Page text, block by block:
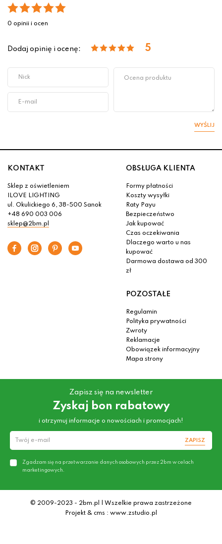
0 opinii i ocen
Dodaj opinię i ocenę: 5
WYŚLIJ
KONTAKT
Sklep z oświetleniem
ILOVE LIGHTING
ul. Okulickiego 6, 38-500 Sanok
+48 690 003 006
sklep@2bm.pl
OBSŁUGA KLIENTA
Formy płatności
Koszty wysyłki
Raty Payu
Bezpieczeństwo
Jak kupować
Czas oczekiwania
Dlaczego warto u nas
kupować
Darmowa dostawa od 300
zł
POZOSTAŁE
Regulamin
Polityka prywatności
Zwroty
Reklamacje
Obowiązek informacyjny
Mapa strony
Zapisz się na newsletter
Zyskaj bon rabatowy
i otrzymuj informacje o nowościach i promocjach!
ZAPISZ
Zgadzam się na przetwarzanie danych osobowych przez 2bm w celach
marketingowych.
© 2009-2023 - 2bm.pl | Wszelkie prawa zastrzeżone
Projekt & cms : www.zstudio.pl